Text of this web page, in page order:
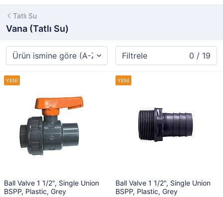
Tatlı Su
Vana (Tatlı Su)
Filtrele 0 / 19
Ball Valve 1 1/2", Single Union
BSPP, Plastic, Grey
Ball Valve 1 1/2", Single Union
BSPP, Plastic, Grey